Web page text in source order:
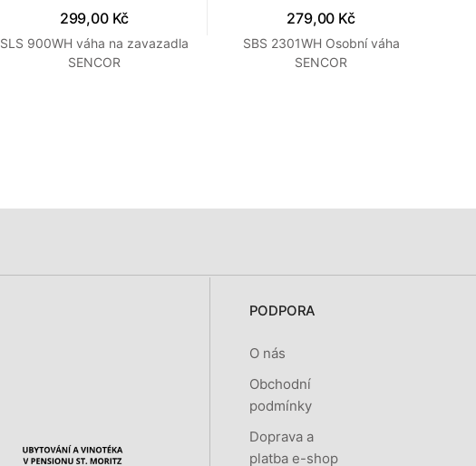
299,00 Kč
SLS 900WH váha na zavazadla
SENCOR
279,00 Kč
SBS 2301WH Osobní váha
SENCOR
PODPORA
O nás
Obchodní
podmínky
Doprava a
platba e-shop